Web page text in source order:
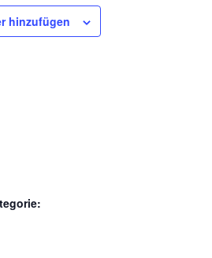
hinzufügen